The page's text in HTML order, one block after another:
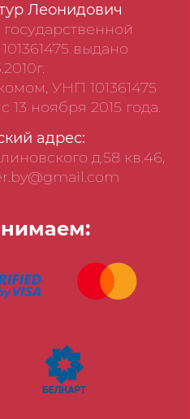
Леонидович
выдано
УНП 101361475
13 ноября 2015 года.
адрес:
д.58 кв.46,